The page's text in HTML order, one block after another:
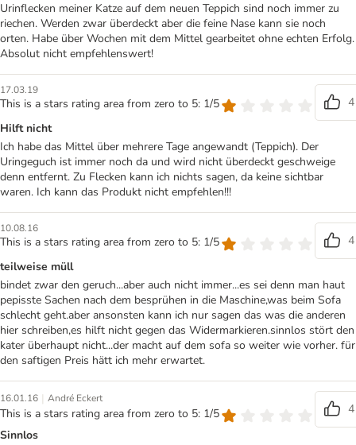
Urinflecken meiner Katze auf dem neuen Teppich sind noch immer zu
riechen. Werden zwar überdeckt aber die feine Nase kann sie noch
orten. Habe über Wochen mit dem Mittel gearbeitet ohne echten Erfolg.
Absolut nicht empfehlenswert!
17.03.19
This is a stars rating area from zero to 5: 1/5
4
Hilft nicht
Ich habe das Mittel über mehrere Tage angewandt (Teppich). Der
Uringeguch ist immer noch da und wird nicht überdeckt geschweige
denn entfernt. Zu Flecken kann ich nichts sagen, da keine sichtbar
waren. Ich kann das Produkt nicht empfehlen!!!
10.08.16
This is a stars rating area from zero to 5: 1/5
4
teilweise müll
bindet zwar den geruch...aber auch nicht immer...es sei denn man haut
pepisste Sachen nach dem besprühen in die Maschine,was beim Sofa
schlecht geht.aber ansonsten kann ich nur sagen das was die anderen
hier schreiben,es hilft nicht gegen das Widermarkieren.sinnlos stört den
kater überhaupt nicht...der macht auf dem sofa so weiter wie vorher. für
den saftigen Preis hätt ich mehr erwartet.
16.01.16 | André Eckert
This is a stars rating area from zero to 5: 1/5
4
Sinnlos